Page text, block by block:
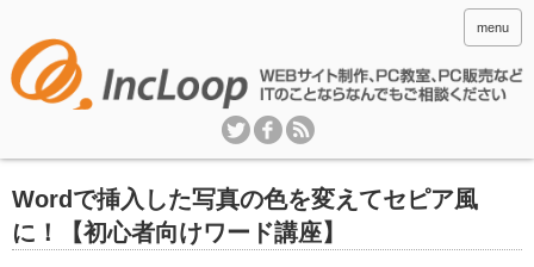
menu
Wordで挿入した写真の色を変えてセピア風
に！【初心者向けワード講座】